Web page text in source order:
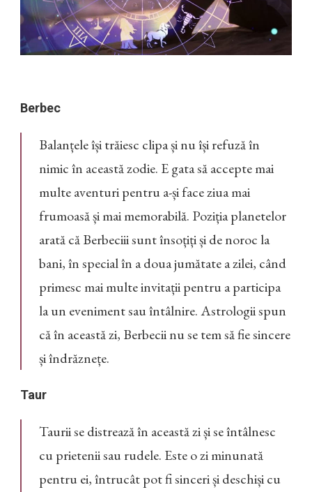
Berbec
Balanțele își trăiesc clipa și nu își refuză în
nimic în această zodie. E gata să accepte mai
multe aventuri pentru a-și face ziua mai
frumoasă și mai memorabilă. Poziția planetelor
arată că Berbeciii sunt însoțiți și de noroc la
bani, în special în a doua jumătate a zilei, când
primesc mai multe invitații pentru a participa
la un eveniment sau întâlnire. Astrologii spun
că în această zi, Berbecii nu se tem să fie sincere
și îndrăznețe.
Taur
Taurii se distrează în această zi și se întâlnesc
cu prietenii sau rudele. Este o zi minunată
pentru ei, întrucât pot fi sinceri și deschiși cu